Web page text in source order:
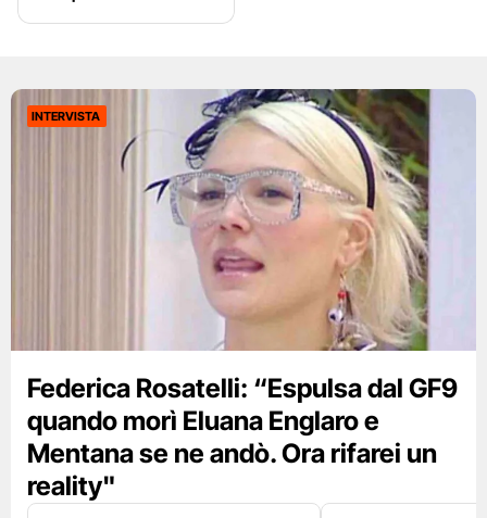
INTERVISTA
Federica Rosatelli: “Espulsa dal GF9
quando morì Eluana Englaro e
Mentana se ne andò. Ora rifarei un
reality"